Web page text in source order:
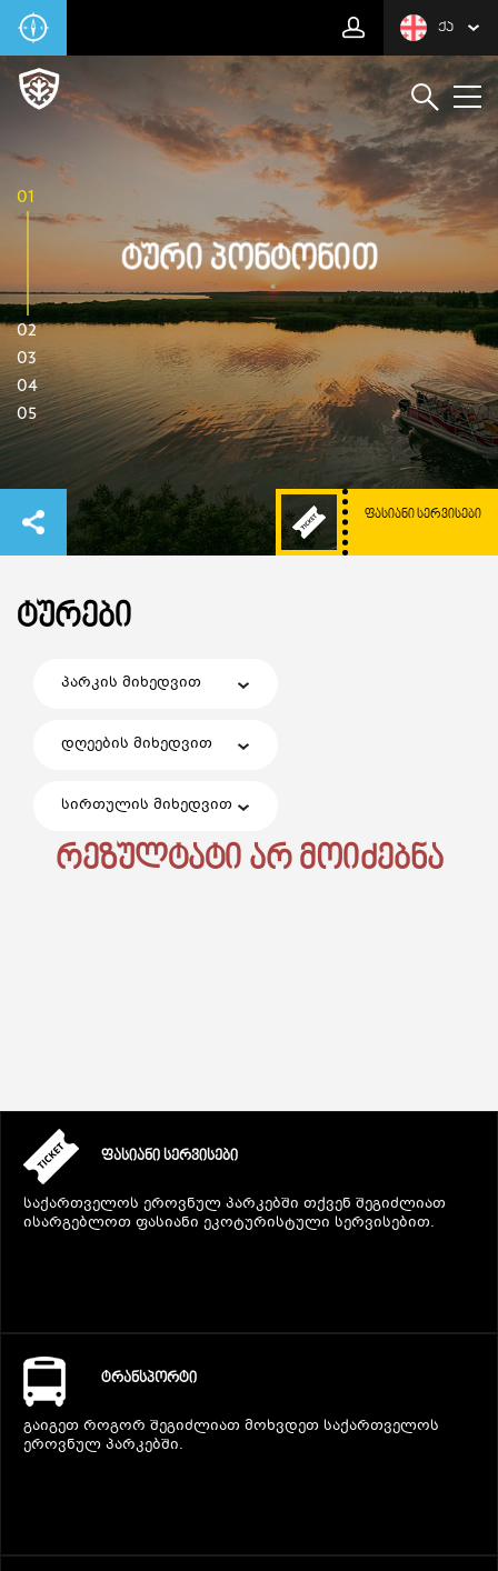
ᲥᲐ
01
02
03
04
05
Ტური Პონტონით
ᲤᲐᲡᲘᲐᲜᲘ ᲡᲔᲠᲕᲘᲡᲔᲑᲘ
ᲢᲣᲠᲔᲑᲘ
პარკის მიხედვით
დღეების მიხედვით
სირთულის მიხედვით
რეზულტატი არ მოიძებნა
ᲤᲐᲡᲘᲐᲜᲘ ᲡᲔᲠᲕᲘᲡᲔᲑᲘ
საქართველოს ეროვნულ პარკებში თქვენ შეგიძლიათ
ისარგებლოთ ფასიანი ეკოტურისტული სერვისებით.
ᲢᲠᲐᲜᲡᲞᲝᲠᲢᲘ
გაიგეთ როგორ შეგიძლიათ მოხვდეთ საქართველოს
ეროვნულ პარკებში.